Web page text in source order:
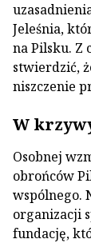
Jeleśnia,
na Pilsku. Z
stwierdzić,
niszczenie
W
Osobnej
obrońców
wspólnego.
organizacji
fundację,